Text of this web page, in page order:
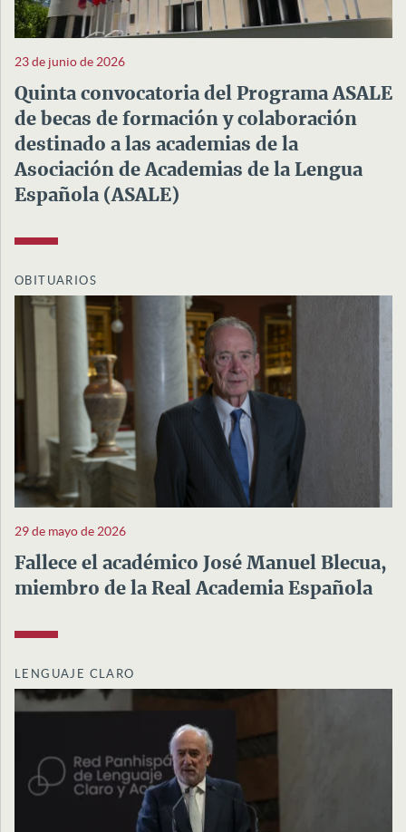
23 de junio de 2026
Quinta convocatoria del Programa ASALE
de becas de formación y colaboración
destinado a las academias de la
Asociación de Academias de la Lengua
Española (ASALE)
OBITUARIOS
29 de mayo de 2026
Fallece el académico José Manuel Blecua,
miembro de la Real Academia Española
LENGUAJE CLARO